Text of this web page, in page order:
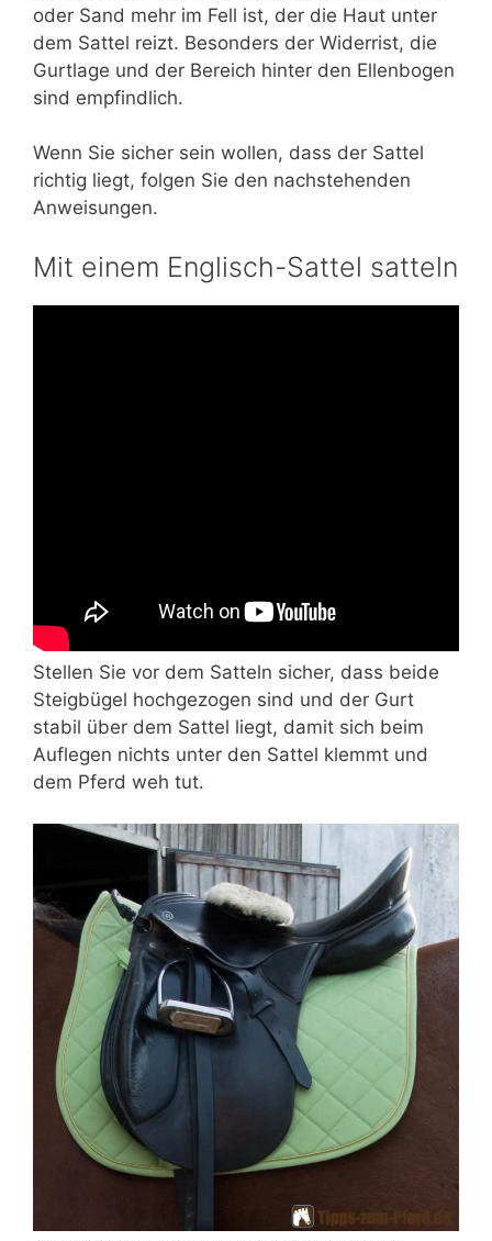
oder Sand mehr im Fell ist, der die Haut unter
dem Sattel reizt. Besonders der Widerrist, die
Gurtlage und der Bereich hinter den Ellenbogen
sind empfindlich.
Wenn Sie sicher sein wollen, dass der Sattel
richtig liegt, folgen Sie den nachstehenden
Anweisungen.
Mit einem Englisch-Sattel satteln
Stellen Sie vor dem Satteln sicher, dass beide
Steigbügel hochgezogen sind und der Gurt
stabil über dem Sattel liegt, damit sich beim
Auflegen nichts unter den Sattel klemmt und
dem Pferd weh tut.